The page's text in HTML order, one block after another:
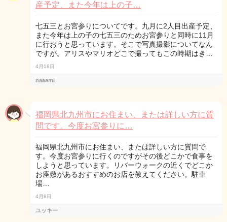
産予定、また今年は上の子…
七五三とお宮参りについてです。九月に2人目出産予定、
また今年は上の子の七五三のためお宮参りと同時に11月
に行おうと思っています。そこで写真撮影についてなん
ですが。アリスやマリオどこで撮ってもこの時期はき…
4月18日
naaami
福岡県北九州市にお住まい、または詳しい方に質
問です。今度お宮参りに…
福岡県北九州市にお住まい、または詳しい方に質問で
す。今度お宮参りに行くのですがその後どこかで食事を
しようと思っています。リバーウォークの近くでどこか
お座敷があるおすすめのお店を教えてください。駐車
場…
4月8日
ユッキー